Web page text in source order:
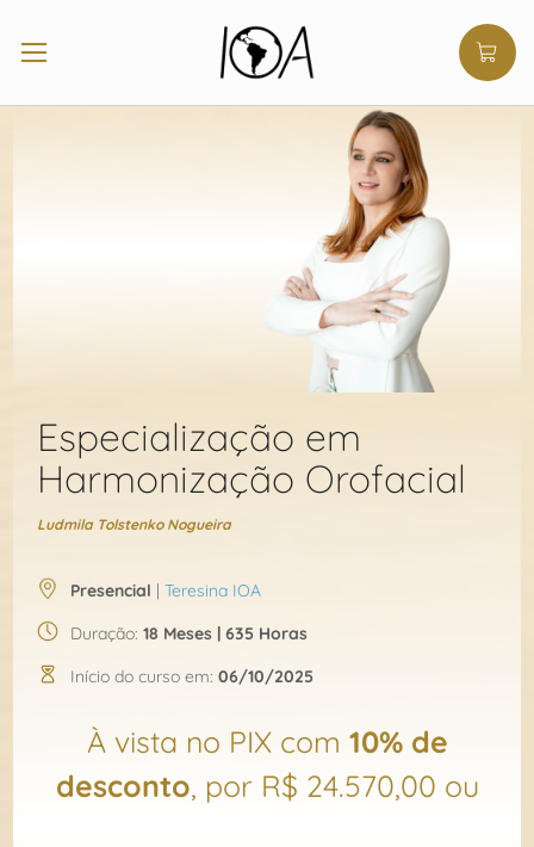
Especialização em
Harmonização Orofacial
Ludmila Tolstenko Nogueira
Presencial | Teresina IOA
Duração:18 Meses | 635 Horas
Início do curso em:06/10/2025
À vista no PIX com 10% de
desconto, por R$ 24.570,00 ou